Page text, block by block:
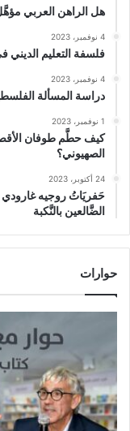
هل الراهن العربي
4 نوفمبر، 2023
فلسفة التعليم الديني
4 نوفمبر، 2023
دراسة المسألة
1 نوفمبر، 2023
كيف حطَّم طوفان
الصهيوني؟
24 أكتوبر، 2023
حَفريَاتُ روجيه غارودي
الضَّالعين بالنَّكبة
حوارات